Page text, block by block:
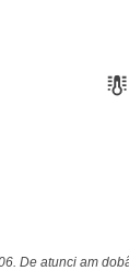
De atunci am